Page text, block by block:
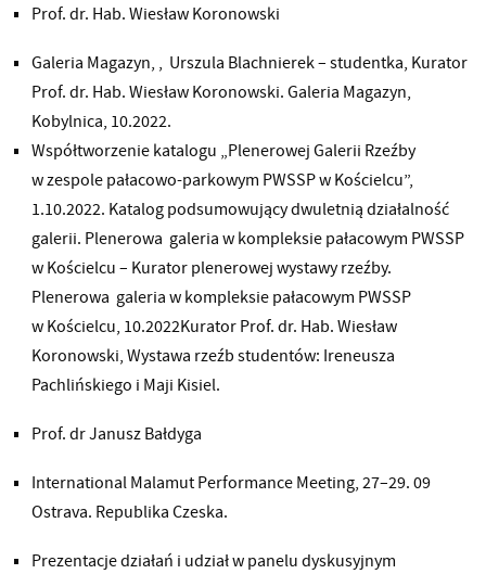
Prof. dr. Hab. Wiesław Koronowski
Galeria Magazyn, , Urszula Blachnierek – studentka, Kurator
Prof. dr. Hab. Wiesław Koronowski. Galeria Magazyn,
Kobylnica, 10.2022.
Współtworzenie katalogu „Plenerowej Galerii Rzeźby
w zespole pałacowo-parkowym PWSSP w Kościelcu”,
1.10.2022. Katalog podsumowujący dwuletnią działalność
galerii. Plenerowa galeria w kompleksie pałacowym PWSSP
w Kościelcu – Kurator plenerowej wystawy rzeźby.
Plenerowa galeria w kompleksie pałacowym PWSSP
w Kościelcu, 10.2022Kurator Prof. dr. Hab. Wiesław
Koronowski, Wystawa rzeźb studentów: Ireneusza
Pachlińskiego i Maji Kisiel.
Prof. dr Janusz Bałdyga
International Malamut Performance Meeting, 27–29. 09
Ostrava. Republika Czeska.
Prezentacje działań i udział w panelu dyskusyjnym